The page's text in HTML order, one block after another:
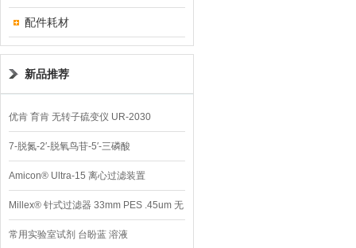
配件耗材
新品推荐
优肯 育肯 无转子硫变仪 UR-2030
7-脱氮-2′-脱氧鸟苷-5′-三磷酸
Amicon® Ultra-15 离心过滤装置
Millex® 针式过滤器 33mm PES .45um 无
菌
常用实验室试剂 台盼蓝 溶液